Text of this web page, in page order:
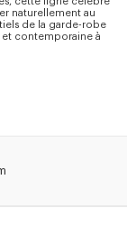
naturellement au
de la garde-robe
contemporaine à